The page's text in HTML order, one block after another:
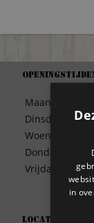
Maandag
Dinsdag
Woensdag
Donderdag
Vrijdag
Locatie
in